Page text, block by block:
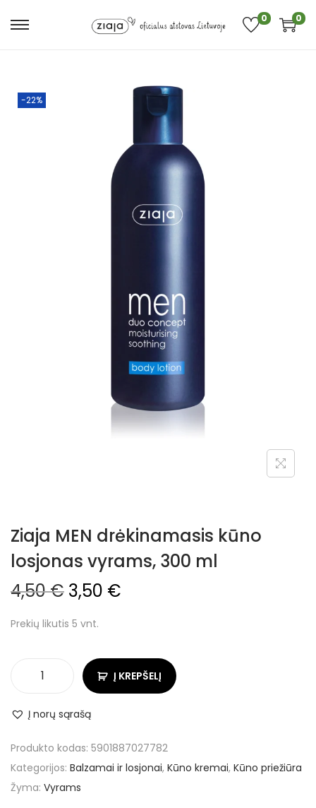
0 0
-22%
Ziaja MEN drėkinamasis kūno
losjonas vyrams, 300 ml
4,50€ 3,50 €
Prekių likutis 5 vnt.
Į KREPŠELĮ
Į norų sąrašą
Produkto kodas: 5901887027782
Kategorijos: Balzamai ir losjonai, Kūno kremai, Kūno priežiūra
Žyma: Vyrams